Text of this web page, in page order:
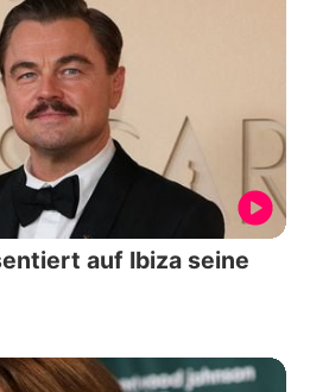
auf Ibiza seine